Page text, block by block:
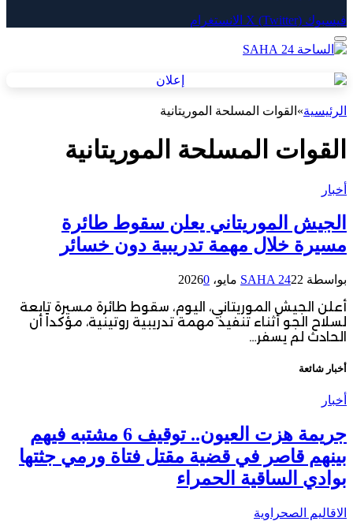
فيسبوك X (Twitter) الانستغرام
الرئيسية» القوات المسلحة الموريتانية
القوات المسلحة الموريتانية
أخبار
الجيش الموريتاني يعلن سقوط طائرة
مسيرة خلال مهمة تدريبية دون خسائر
بواسطة SAHA 2422 مايو، 2026 0
أعلن الجيش الموريتاني، اليوم، سقوط طائرة مسيرة تابعة
لسلاح الجو أثناء تنفيذ مهمة تدريبية روتينية، مؤكداً أن
الحادث لم يسفر…
أخبار شائعة
أخبار
جريمة هزت العيون.. توقيف 6 مشتبه فيهم
بينهم قاصر في قضية مقتل فتاة ورمي جثتها
بوادي الساقية الحمراء
الاقاليم الصحراوية